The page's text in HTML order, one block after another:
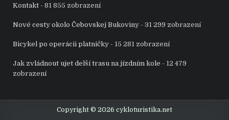
Kontakt - 81 855 zobrazení
Nové cesty okolo Čebovskej Bukoviny - 31 299 zobrazení
Bicykel po operácii platničky - 15 281 zobrazení
Jak zvládnout ujet delší trasu na jízdním kole - 12 479
zobrazení
Copyright © 2026 cykloturistika.net